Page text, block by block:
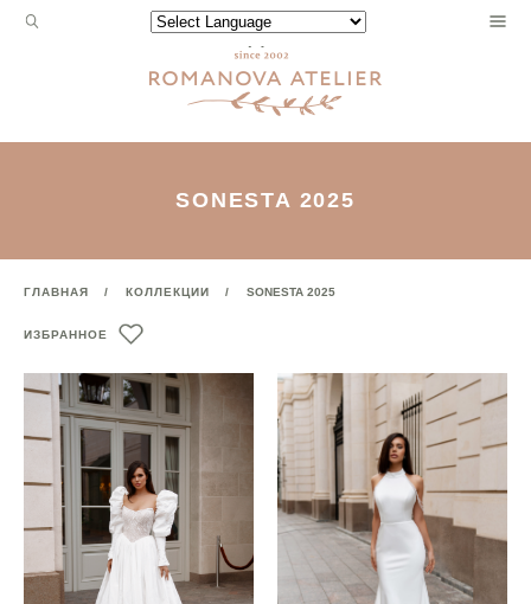
Запрос
Powered by
SONESTA 2025
ГЛАВНАЯ КОЛЛЕКЦИИ SONESTA 2025
ИЗБРАННОЕ